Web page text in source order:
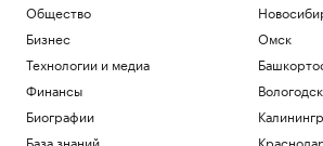
Общество
Бизнес
Технологии и медиа
Финансы
Биографии
База знаний
Омск